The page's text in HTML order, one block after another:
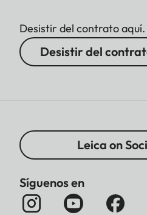
Desistir del contrato aquí.
Desistir del
Leica on
Síguenos en